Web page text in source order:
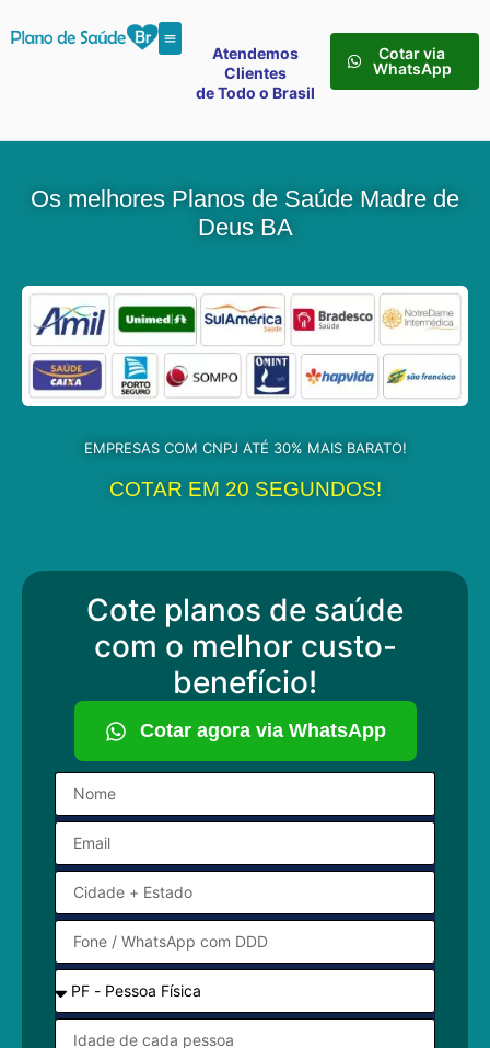
Atendemos
Clientes
de Todo o Brasil
Cotar via
WhatsApp
Os melhores Planos de Saúde Madre de
Deus BA
EMPRESAS COM CNPJ ATÉ 30% MAIS BARATO!
COTAR EM 20 SEGUNDOS!​
Cote planos de saúde
com o melhor custo-
benefício!
Cotar agora via WhatsApp